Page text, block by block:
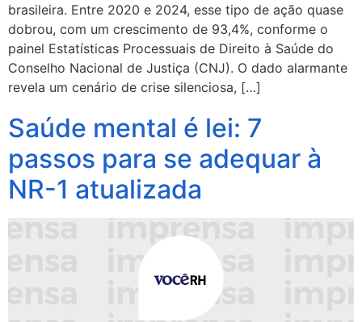
brasileira. Entre 2020 e 2024, esse tipo de ação quase
dobrou, com um crescimento de 93,4%, conforme o
painel Estatísticas Processuais de Direito à Saúde do
Conselho Nacional de Justiça (CNJ). O dado alarmante
revela um cenário de crise silenciosa, […]
Saúde mental é lei: 7
passos para se adequar à
NR-1 atualizada